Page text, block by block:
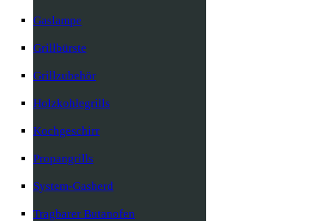
Gaslampe
Grillbürste
Grillzubehör
Holzkohlegrills
Kochgeschirr
Propangrills
System-Gasherd
Tragbarer Butanofen